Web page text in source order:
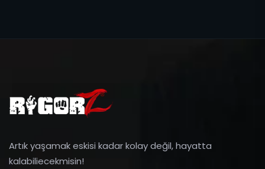
Artık yaşamak eskisi kadar kolay değil, hayatta
kalabiliecekmisin!